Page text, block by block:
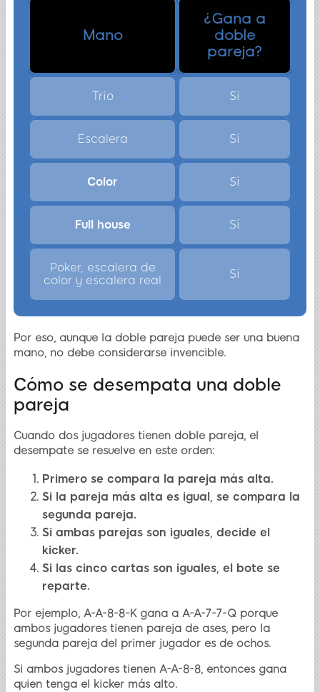
Mano
¿Gana a
doble
pareja?
Trío Sí
Escalera Sí
Color Sí
Full house Sí
Poker, escalera de
color y escalera real
Sí
Por eso, aunque la doble pareja puede ser una buena
mano, no debe considerarse invencible.
Cómo se desempata una doble
pareja
Cuando dos jugadores tienen doble pareja, el
desempate se resuelve en este orden:
Primero se compara la pareja más alta.
Si la pareja más alta es igual, se compara la
segunda pareja.
Si ambas parejas son iguales, decide el
kicker.
Si las cinco cartas son iguales, el bote se
reparte.
Por ejemplo, A-A-8-8-K gana a A-A-7-7-Q porque
ambos jugadores tienen pareja de ases, pero la
segunda pareja del primer jugador es de ochos.
Si ambos jugadores tienen A-A-8-8, entonces gana
quien tenga el kicker más alto.